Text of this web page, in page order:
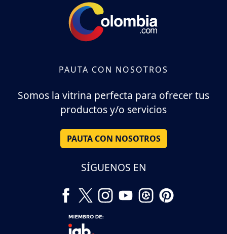
PAUTA CON NOSOTROS
Somos la vitrina perfecta para ofrecer tus
productos y/o servicios
PAUTA CON NOSOTROS
SÍGUENOS EN